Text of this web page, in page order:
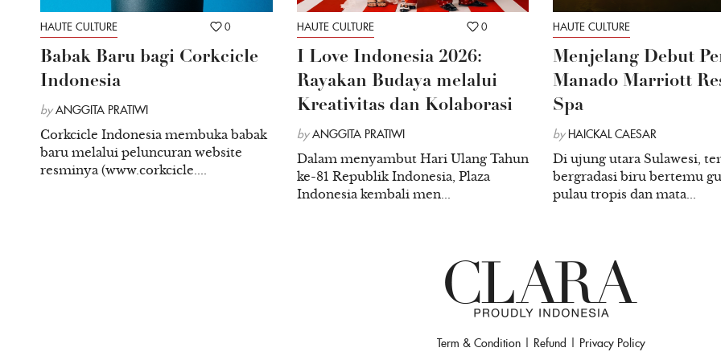
memiliki keunggulan
hingga film Indi seperti
para anggota Academy of
memiliki tugas yang pelik
voting.
Walhasil penghargaan
tahun 2024 kemarin.
Still Here masing-masing
berhasil meraih 3
Dari hasil akhir
HAUTE CULTURE 0
Babak Baru bagi Corkcicle
Indonesia
by ANGGITA PRATIWI
Corkcicle Indonesia membuka babak
baru melalui peluncuran website
resminya (www.corkcicle....
HAUTE CULTURE 0
I Love Indonesia 2026:
Rayakan Budaya melalui
Kreativitas dan Kolaborasi
by ANGGITA PRATIWI
Dalam menyambut Hari Ulang Tahun
ke-81 Republik Indonesia, Plaza
Indonesia kembali men...
HAUTE CULTURE
Menjelang Debut
Manado Marriott
Spa
by HAICKAL CAESAR
Di ujung utara Sulawesi,
bergradasi biru bertemu
pulau tropis dan mata...
Term & Condition| Refund
Privacy Policy